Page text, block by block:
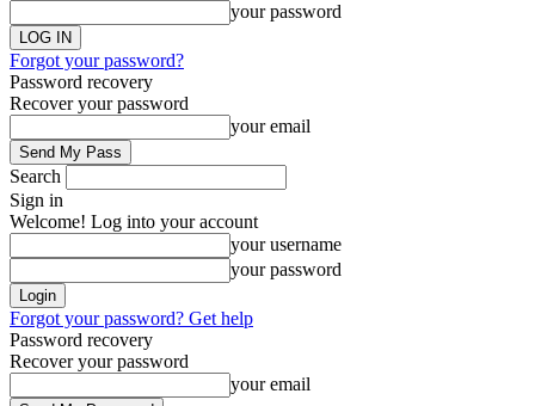
your password
Forgot your password?
Password recovery
Recover your password
your email
Search
Sign in
Welcome! Log into your account
your username
your password
Forgot your password? Get help
Password recovery
Recover your password
your email